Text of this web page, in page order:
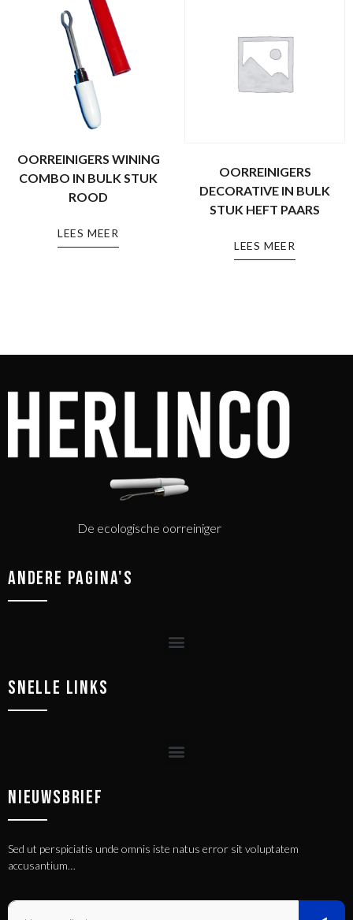
OORREINIGERS WINING
COMBO IN BULK STUK
ROOD
LEES MEER
OORREINIGERS
DECORATIVE IN BULK
STUK HEFT PAARS
LEES MEER
De ecologische oorreiniger
ANDERE PAGINA'S
SNELLE LINKS
NIEUWSBRIEF
Sed ut perspiciatis unde omnis iste natus error sit voluptatem
accusantium…